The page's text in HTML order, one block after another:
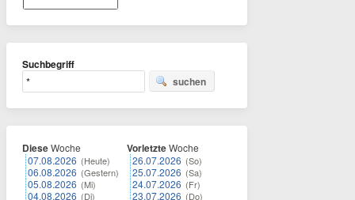
Suchbegriff
suchen
DieseWoche
07.08.2026 (Heute)
06.08.2026 (Gestern)
05.08.2026 (Mi)
04.08.2026 (Di)
VorletzteWoche
26.07.2026 (So)
25.07.2026 (Sa)
24.07.2026 (Fr)
23.07.2026 (Do)